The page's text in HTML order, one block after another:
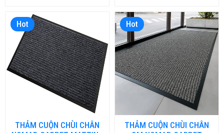
Hot
THẢM CUỘN CHÙI CHÂN
Hot
THẢM CUỘN CHÙI CHÂN